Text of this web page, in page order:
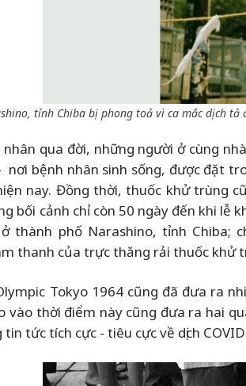
tỉnh Chiba bị phong toả vì ca mắc dịch
qua đời, những người ở cùng
bệnh nhân sinh sống, được đặt
nay. Đồng thời, thuốc khử trùng
bối cảnh chỉ còn 50 ngày đến khi lễ
thành phố Narashino, tỉnh Chiba;
thanh của trực thăng rải thuốc khử
Tokyo 1964 cũng đã đưa ra
vào thời điểm này cũng đưa ra hai
tức tích cực - tiêu cực về dịch